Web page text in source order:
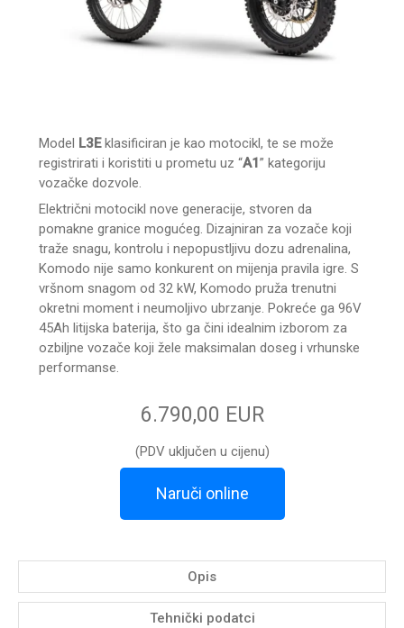
Model L3Eklasificiran je kao motocikl, te se može
registrirati i koristiti u prometu uz “A1” kategoriju
vozačke dozvole.
Električni motocikl nove generacije, stvoren da
pomakne granice mogućeg. Dizajniran za vozače koji
traže snagu, kontrolu i nepopustljivu dozu adrenalina,
Komodo nije samo konkurent on mijenja pravila igre. S
vršnom snagom od 32 kW, Komodo pruža trenutni
okretni moment i neumoljivo ubrzanje. Pokreće ga 96V
45Ah litijska baterija, što ga čini idealnim izborom za
ozbiljne vozače koji žele maksimalan doseg i vrhunske
performanse.
6.790,00 EUR
(PDV uključen u cijenu)
Naruči online
Opis
Tehnički podatci